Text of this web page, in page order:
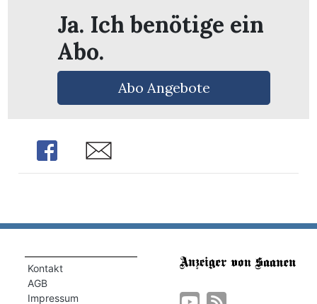
Ja. Ich benötige ein
Abo.
Abo Angebote
Share Share
Kontakt
AGB
Impressum